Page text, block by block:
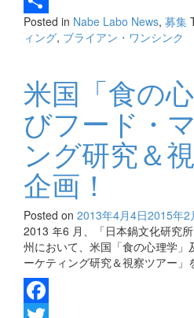
共
Posted in Nabe Labo News, 募集
ィング, ブライアン・ワンシンク
米国「食の
びフード・
ング研究＆
企画！
Posted on 2013年4月4日2015年2
2013 年6 月、「日本鍋文化研究
州において、米国「食の心理学」
ーケティング研究＆視察ツアー」